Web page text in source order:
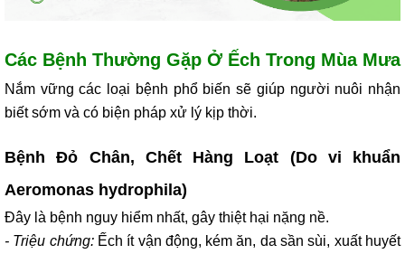
Các Bệnh Thường Gặp Ở Ếch Trong Mùa Mưa
Nắm vững các loại bệnh phổ biến sẽ giúp người nuôi nhận
biết sớm và có biện pháp xử lý kịp thời.
Bệnh Đỏ Chân, Chết Hàng Loạt (Do vi khuẩn
Aeromonas hydrophila)
Đây là bệnh nguy hiểm nhất, gây thiệt hại nặng nề.
- Triệu chứng: Ếch ít vận động, kém ăn, da sần sùi, xuất huyết